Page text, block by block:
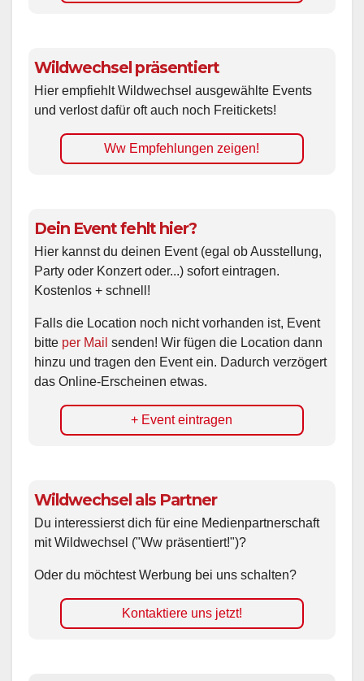
Wildwechsel präsentiert
Hier empfiehlt Wildwechsel ausgewählte Events
und verlost dafür oft auch noch Freitickets!
Ww Empfehlungen zeigen!
Dein Event fehlt hier?
Hier kannst du deinen Event (egal ob Ausstellung,
Party oder Konzert oder...) sofort eintragen.
Kostenlos + schnell!
Falls die Location noch nicht vorhanden ist, Event
bitte per Mail senden! Wir fügen die Location dann
hinzu und tragen den Event ein. Dadurch verzögert
das Online-Erscheinen etwas.
+ Event eintragen
Wildwechsel als Partner
Du interessierst dich für eine Medienpartnerschaft
mit Wildwechsel ("Ww präsentiert!")?
Oder du möchtest Werbung bei uns schalten?
Kontaktiere uns jetzt!